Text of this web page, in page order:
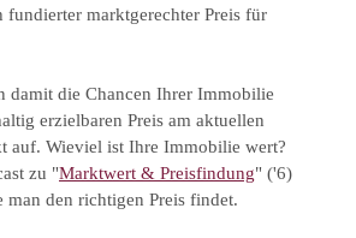
marktgerechter Preis für
damit die Chancen Ihrer Immobilie
erzielbaren Preis am aktuellen
auf. Wieviel ist Ihre Immobilie wert?
zu "Marktwert & Preisfindung" ('6)
man den richtigen Preis findet.